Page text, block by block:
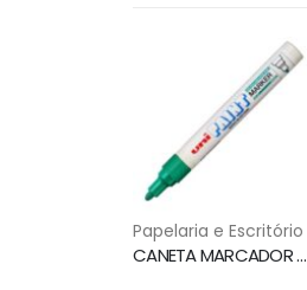
Papelaria e Escritório
CANETA MARCADOR PERMANENTE PX 20 VERDE UNI PAINT MARKER